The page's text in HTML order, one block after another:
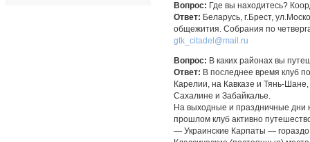
Вопрос: Где вы находитесь?
Ответ: Беларусь, г.Брест,
общежития. Собрания по
gtk_citadel@mail.ru
Вопрос: В каких районах вы
Ответ: В последнее время клуб
Карелии, на Кавказе и Тянь-
Сахалине и Забайкалье.
На выходные и праздничные дни
прошлом клуб активно
— Украинские Карпаты —